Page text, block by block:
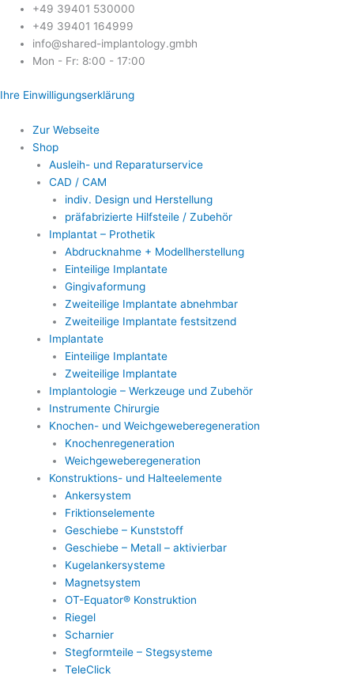
Zum
Inhalt
springen
+49 39401 530000
+49 39401 164999
info@shared-implantology.gmbh
Mon - Fr: 8:00 - 17:00
Ihre Einwilligungserklärung
Zur Webseite
Shop
Ausleih- und Reparaturservice
CAD / CAM
indiv. Design und Herstellung
präfabrizierte Hilfsteile / Zubehör
Implantat – Prothetik
Abdrucknahme + Modellherstellung
Einteilige Implantate
Gingivaformung
Zweiteilige Implantate abnehmbar
Zweiteilige Implantate festsitzend
Implantate
Einteilige Implantate
Zweiteilige Implantate
Implantologie – Werkzeuge und Zubehör
Instrumente Chirurgie
Knochen- und Weichgeweberegeneration
Knochenregeneration
Weichgeweberegeneration
Konstruktions- und Halteelemente
Ankersystem
Friktionselemente
Geschiebe – Kunststoff
Geschiebe – Metall – aktivierbar
Kugelankersysteme
Magnetsystem
OT-Equator® Konstruktion
Riegel
Scharnier
Stegformteile – Stegsysteme
TeleClick